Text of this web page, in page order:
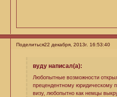
Поделиться22 декабря, 2013г. 16:53:40
вуду написал(а):
Любопытные возможности
прецендентному юридическому
визу, любопытно как немцы